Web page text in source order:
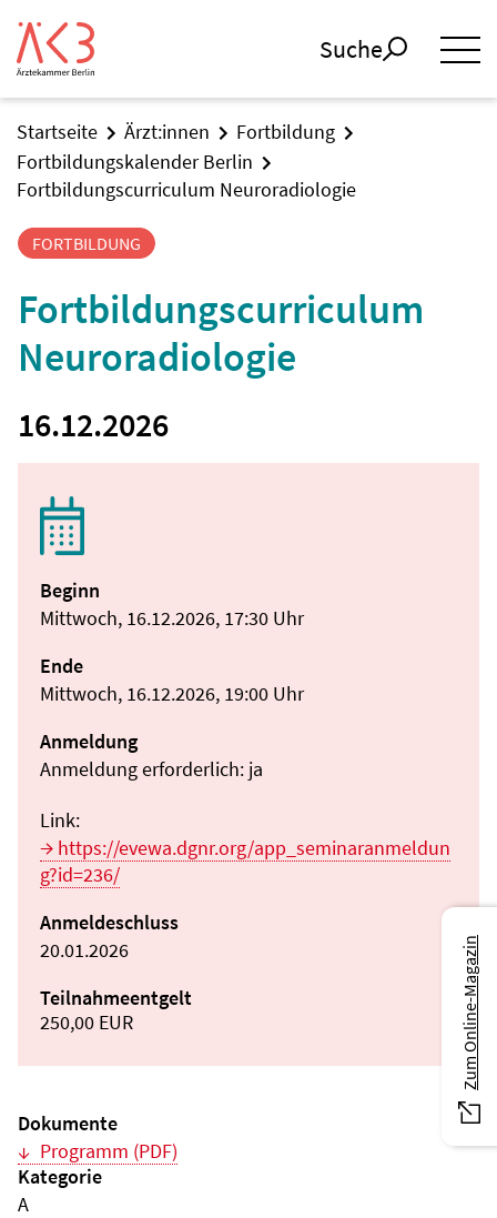
Suche
Startseite Ärzt:innen
Fortbildung
Fortbildungskalender Berlin
Fortbildungscurriculum Neuroradiologie
FORTBILDUNG
Fortbildungscurriculum
Neuroradiologie
16.12.2026
Beginn
Mittwoch, 16.12.2026, 17:30 Uhr
Ende
Mittwoch, 16.12.2026, 19:00 Uhr
Anmeldung
Anmeldung erforderlich: ja
Link:
https://evewa.dgnr.org/app_seminaranmeldun
g?id=236/
Anmeldeschluss
20.01.2026
Teilnahmeentgelt
250,00 EUR
Dokumente
Programm (PDF)
Kategorie
A
Zum Online-Magazin